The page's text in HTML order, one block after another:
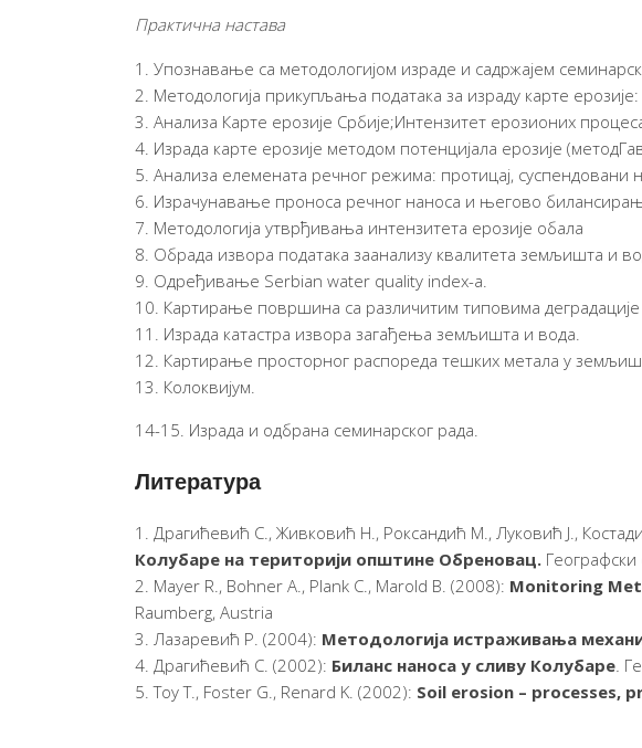
Практична настава
Упознавање са методологијом израде и садржајем
Методологија прикупљања података за израду карте
Анализа Карте ерозије Србије;Интензитет ерозионих
Израда карте ерозије методом потенцијала ерозије
Анализа елемената речног режима: протицај, суспендовани
Израчунавање проноса речног наноса и његово
Методологија утврђивања интензитета ерозије обала
Обрада извора података заанализу квалитета земљишта и
Одређивање Serbian water quality index-a.
Картирање површина са различитим типовима
Израда катастра извора загађења земљишта и вода.
Картирање просторног распореда тешких метала у
Колоквијум.
14-15. Израда и одбрана семинарског рада.
Литература
Драгићевић С., Живковић Н., Роксандић М., Луковић Ј.,
Колубаре на тери­тори­ји општине Обреновац. Гео­граф­ски
Mayer R., Bohner A., Plank C., Marold B. (2008): Monitoring
Raumberg, Austria
Лазаревић Р. (2004): Методологија истраживања
Драгићевић С. (2002): Биланс наноса у сливу Колубаре.
Toy T., Foster G., Renard K. (2002): Soil erosion – processes,